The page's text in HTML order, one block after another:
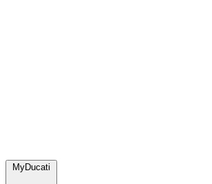
MyDucati